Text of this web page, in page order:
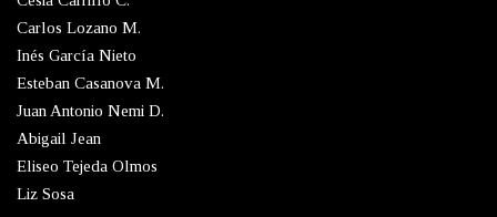
Carlos Lozano M.
Inés García Nieto
Esteban Casanova M.
Juan Antonio Nemi D.
Abigail Jean
Eliseo Tejeda Olmos
Liz Sosa